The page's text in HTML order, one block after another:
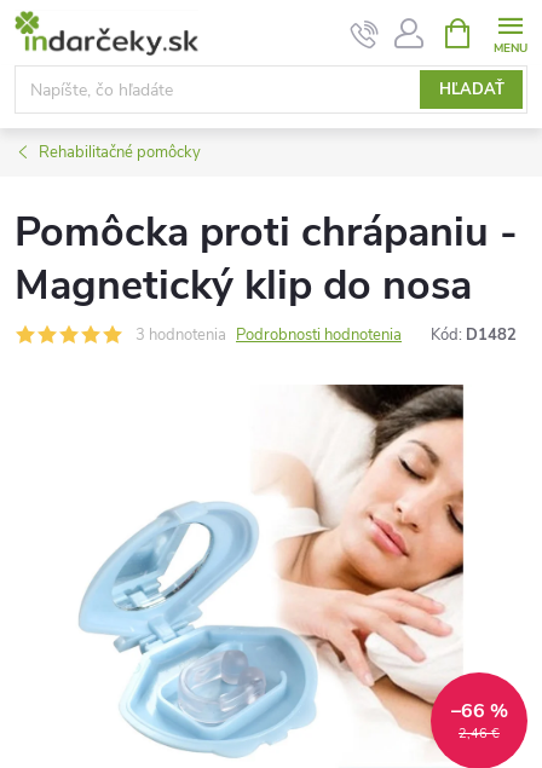
Prejsť
obsah
HĽADAŤ
KOŠÍK
Rehabilitačné pomôcky
Pomôcka proti chrápaniu -
Magnetický klip do nosa
3 hodnotenia Podrobnosti hodnotenia Kód: D1482
2,46 €
–66 %